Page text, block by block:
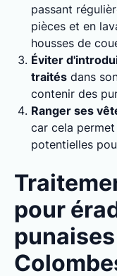
passant
pièces et en
housses de
Éviter
traités dans
contenir des
Ranger ses
car cela
potentielles
pour